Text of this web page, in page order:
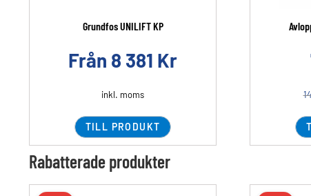
Grundfos UNILIFT KP
Från 8 381 Kr
inkl. moms
TILL PRODUKT
Rabatterade produkter